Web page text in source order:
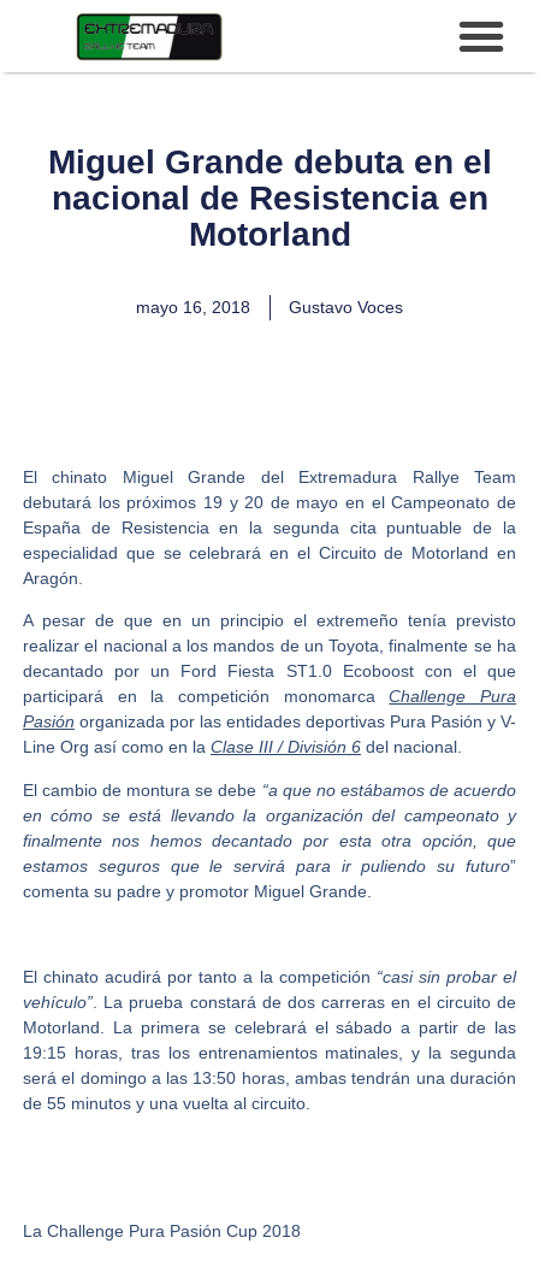
Miguel Grande debuta en el
nacional de Resistencia en
Motorland
mayo 16, 2018 Gustavo Voces
El chinato Miguel Grande del Extremadura Rallye Team
debutará los próximos 19 y 20 de mayo en elCampeonato de
España de Resistencia en la segunda cita puntuable de la
especialidad que se celebrará en el Circuito de Motorland en
Aragón.
A pesar de que en un principio el extremeño tenía previsto
realizar el nacional a los mandos de un Toyota, finalmente se ha
decantado por un Ford Fiesta ST1.0 Ecoboostcon el que
participará en la competición monomarcaChallenge Pura
Pasión organizada por las entidades deportivas Pura Pasión y V-
Line Org así como en la Clase III / División 6del nacional.
El cambio de montura se debe “a que no estábamos de acuerdo
en cómo se está llevando la organización del campeonato y
finalmente nos hemos decantado por esta otra opción, que
estamos seguros que le servirá para ir puliendo su futuro”
comenta su padre y promotor Miguel Grande.
El chinato acudirá por tanto a la competición “casi sin probar el
vehículo”. La prueba constará de dos carreras en el circuito de
Motorland. La primera se celebrará el sábado a partir de las
19:15 horas, tras los entrenamientos matinales, y la segunda
será el domingo a las 13:50 horas, ambas tendrán una duración
de 55 minutos y una vuelta al circuito.
La Challenge Pura Pasión Cup 2018